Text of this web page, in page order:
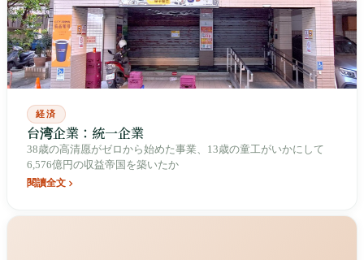
経済
台湾企業：統一企業
38歳の高清愿がゼロから始めた事業、13歳の童工がいかにして
6,576億円の収益帝国を築いたか
閱讀全文